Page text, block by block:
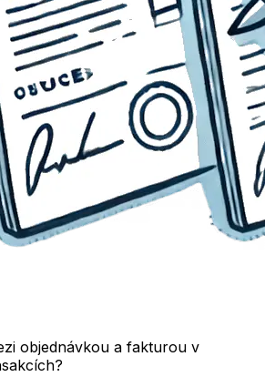
objednávkou a fakturou v